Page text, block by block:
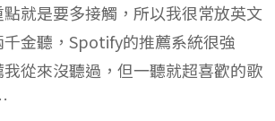
就是要多接觸，所以我很常放英文
金聽，Spotify的推薦系統很強
從來沒聽過，但一聽就超喜歡的歌